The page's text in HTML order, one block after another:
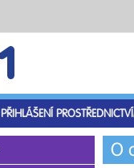
PŘIHLÁŠENÍ
O